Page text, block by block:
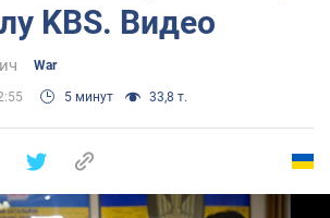
KBS. Видео
War
5 минут 33,8 т.